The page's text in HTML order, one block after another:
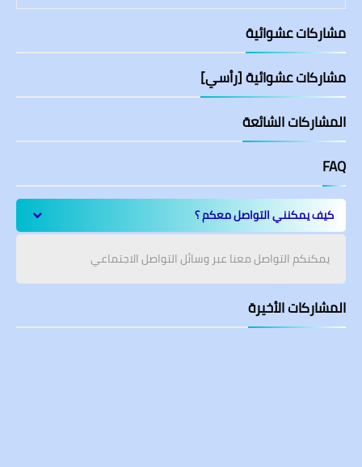
مشاركات عشوائية
مشاركات عشوائية [رأسي]
المشاركات الشائعة
FAQ
كيف يمكنني التواصل معكم ؟
يمكنكم التواصل معنا عبر وسائل التواصل الاجتماعي
المشاركات الأخيرة